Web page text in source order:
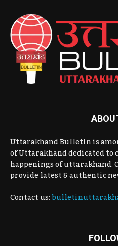
Uttarakhand Bulletin is
of Uttarakhand dedicated to
happenings of uttarakhand.
provide latest & authentic
Contact us: